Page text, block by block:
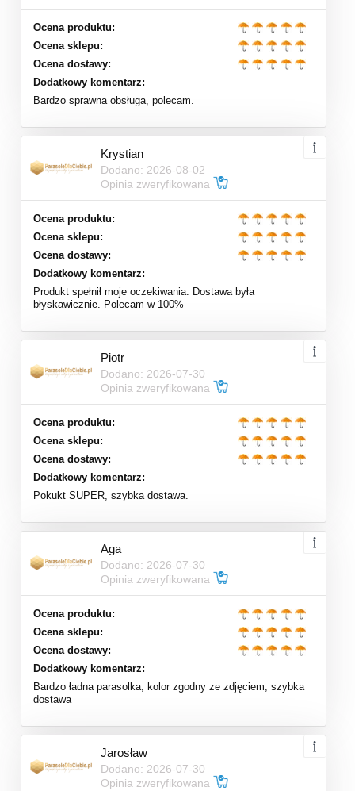
Ocena produktu:
Ocena sklepu:
Ocena dostawy:
Dodatkowy komentarz:
Bardzo sprawna obsługa, polecam.
Krystian
Dodano: 2026-08-02
Opinia zweryfikowana
Ocena produktu:
Ocena sklepu:
Ocena dostawy:
Dodatkowy komentarz:
Produkt spełnił moje oczekiwania. Dostawa była
błyskawicznie. Polecam w 100%
Piotr
Dodano: 2026-07-30
Opinia zweryfikowana
Ocena produktu:
Ocena sklepu:
Ocena dostawy:
Dodatkowy komentarz:
Pokukt SUPER, szybka dostawa.
Aga
Dodano: 2026-07-30
Opinia zweryfikowana
Ocena produktu:
Ocena sklepu:
Ocena dostawy:
Dodatkowy komentarz:
Bardzo ładna parasolka, kolor zgodny ze zdjęciem, szybka
dostawa
Jarosław
Dodano: 2026-07-30
Opinia zweryfikowana